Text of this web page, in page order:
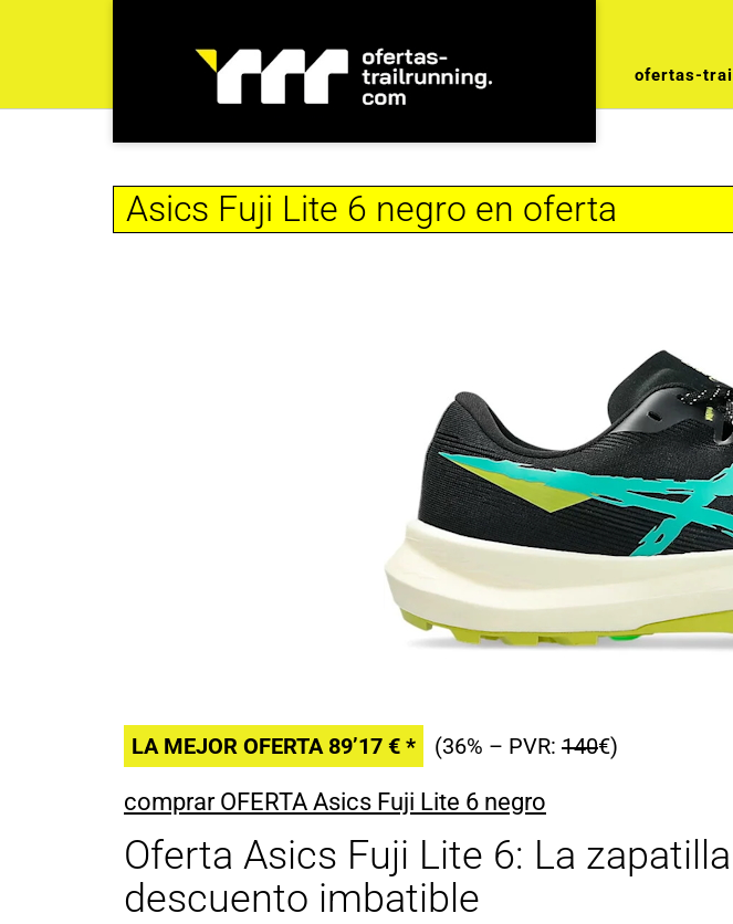
ofertas-
Asics Fuji Lite 6 negro en oferta
LA MEJOR OFERTA 89’17 € * (36% – PVR: 140€)
comprar OFERTA Asics Fuji Lite 6 negro
Oferta Asics Fuji Lite 6: La
descuento imbatible